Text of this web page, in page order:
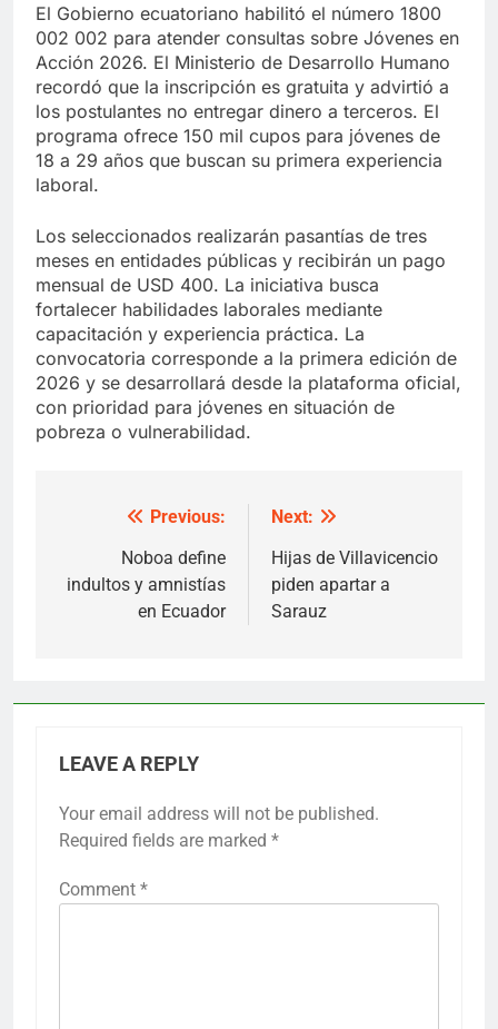
El Gobierno ecuatoriano habilitó el número 1800
002 002 para atender consultas sobre Jóvenes en
Acción 2026. El Ministerio de Desarrollo Humano
recordó que la inscripción es gratuita y advirtió a
los postulantes no entregar dinero a terceros. El
programa ofrece 150 mil cupos para jóvenes de
18 a 29 años que buscan su primera experiencia
laboral.
Los seleccionados realizarán pasantías de tres
meses en entidades públicas y recibirán un pago
mensual de USD 400. La iniciativa busca
fortalecer habilidades laborales mediante
capacitación y experiencia práctica. La
convocatoria corresponde a la primera edición de
2026 y se desarrollará desde la plataforma oficial,
con prioridad para jóvenes en situación de
pobreza o vulnerabilidad.
navigation
Previous:
Noboa define
indultos y amnistías
en Ecuador
Next:
Hijas de Villavicencio
piden apartar a
Sarauz
LEAVE A REPLY
Your email address will not be published.
Required fields are marked *
Comment *